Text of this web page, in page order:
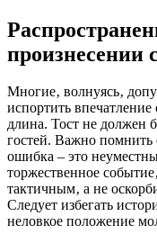
произнесении
Многие‚ волнуясь‚
испортить
длина. Тост не должен
гостей. Важно помнить
ошибка – это
торжественное
тактичным‚ а не
Следует избегать
неловкое положение